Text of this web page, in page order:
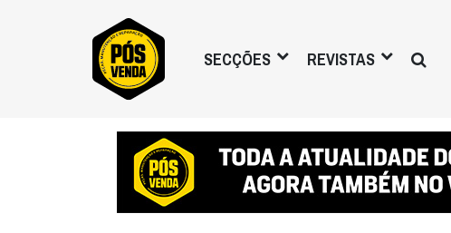
SECÇÕES REVISTAS